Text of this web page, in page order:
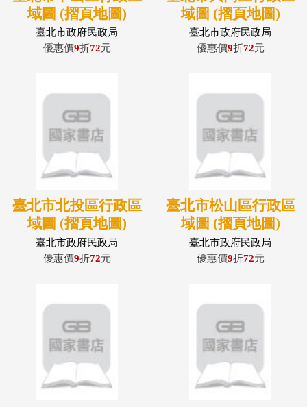
域圖 (摺頁地圖)
臺北市政府民政局
優惠價9折72元
域圖 (摺頁地圖)
臺北市政府民政局
優惠價9折72元
臺北市北投區行政區
域圖 (摺頁地圖)
臺北市政府民政局
優惠價9折72元
臺北市松山區行政區
域圖 (摺頁地圖)
臺北市政府民政局
優惠價9折72元